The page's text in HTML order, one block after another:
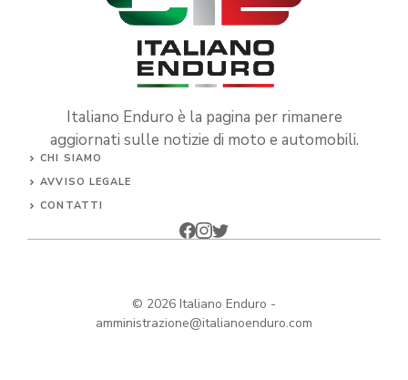
Italiano Enduro è la pagina per rimanere
aggiornati sulle notizie di moto e automobili.
CHI SIAMO
AVVISO LEGALE
CONTATTI
© 2026 Italiano Enduro -
amministrazione@italianoenduro.com